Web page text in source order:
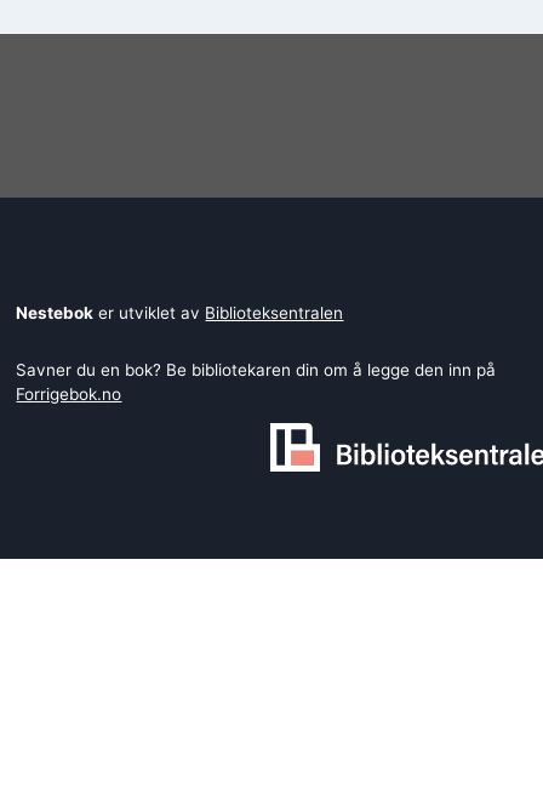
Nestebok er utviklet av Biblioteksentralen
Savner du en bok? Be bibliotekaren din om å legge den inn på
Forrigebok.no